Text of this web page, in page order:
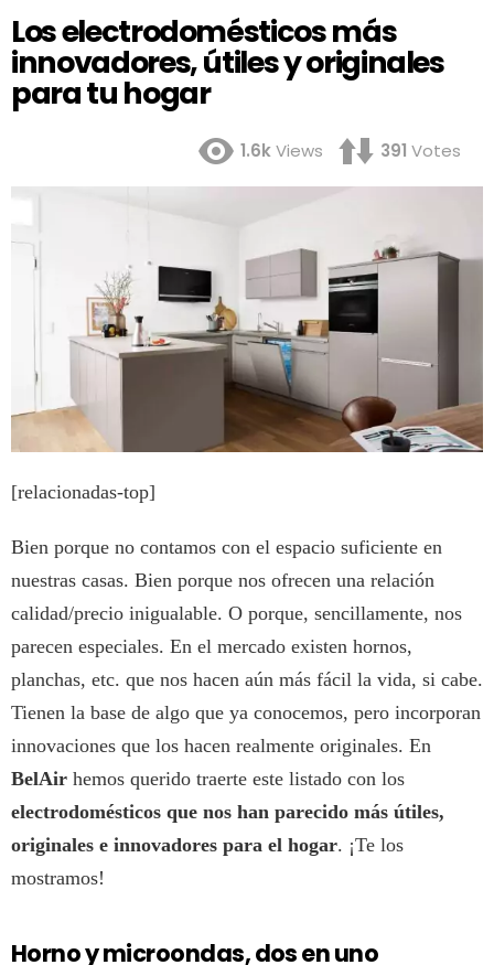
Los electrodomésticos más
innovadores, útiles y originales
para tu hogar
1.6kViews 391 Votes
[relacionadas-top]
Bien porque no contamos con el espacio suficiente en
nuestras casas. Bien porque nos ofrecen una relación
calidad/precio inigualable. O porque, sencillamente, nos
parecen especiales. En el mercado existen hornos,
planchas, etc. que nos hacen aún más fácil la vida, si cabe.
Tienen la base de algo que ya conocemos, pero incorporan
innovaciones que los hacen realmente originales. En
BelAir hemos querido traerte este listado con los
electrodomésticos que nos han parecido más útiles,
originales e innovadores para el hogar. ¡Te los
mostramos!
Horno y microondas, dos en uno